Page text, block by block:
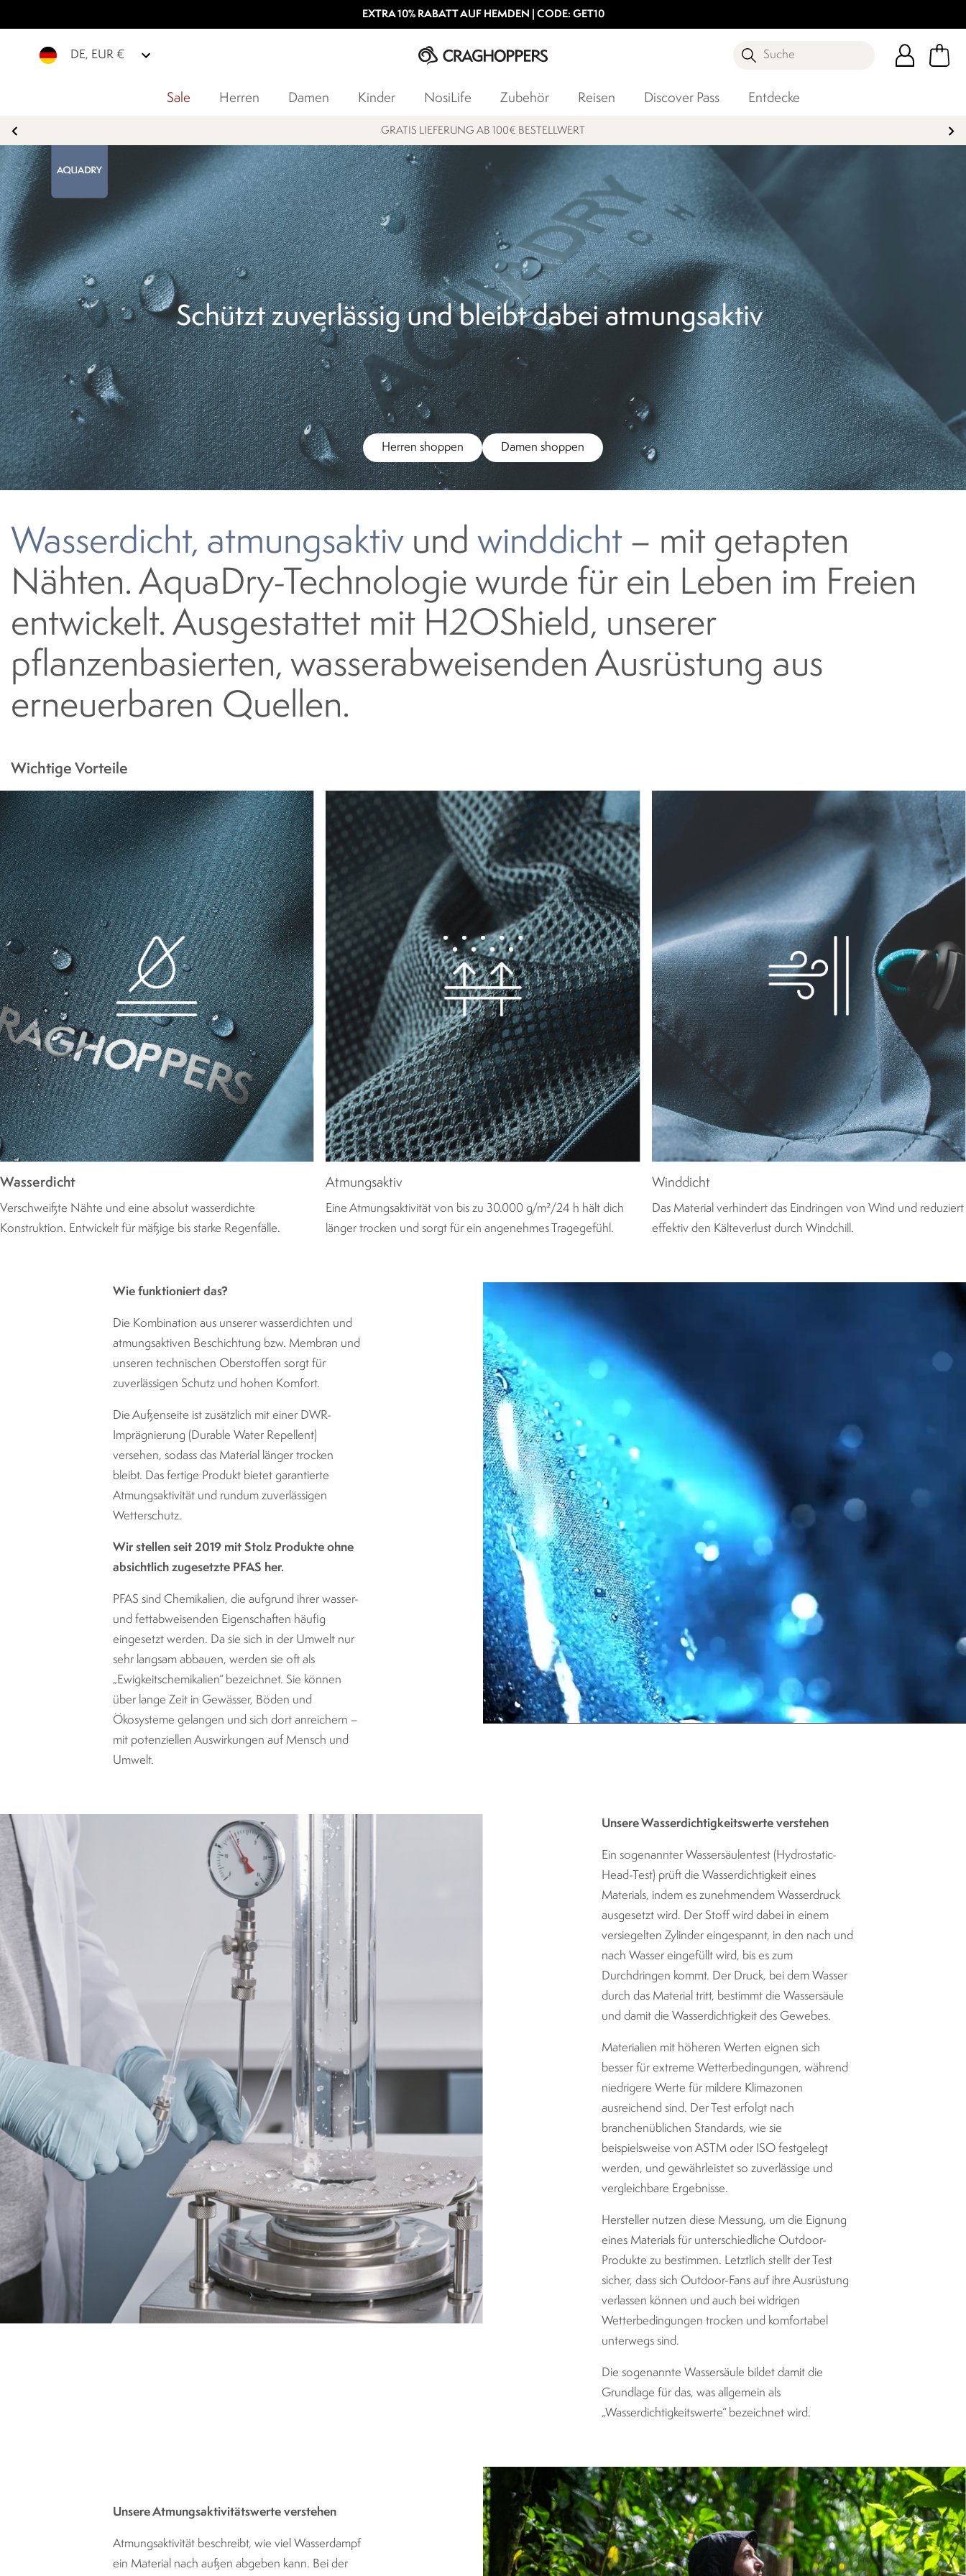
EXTRA 10% RABATT AUF HEMDEN | CODE: GET10
DE, EUR € Suche
Sale Herren Damen Kinder NosiLife Zubehör Reisen Discover Pass Entdecke
15% STUDENTENRABATT
Herren shoppen Damen shoppen
Wasserdicht, atmungsaktivund winddicht– mit getapten
Nähten. AquaDry-Technologie wurde für ein Leben im Freien
entwickelt. Ausgestattet mit H2OShield, unserer
pflanzenbasierten, wasserabweisenden Ausrüstung aus
erneuerbaren Quellen.
Wichtige Vorteile
Wasserdicht
Verschweißte Nähte und eine absolut wasserdichte
Konstruktion. Entwickelt für mäßige bis starke Regenfälle.
Atmungsaktiv
Eine Atmungsaktivität von bis zu 30.000 g/m²/24 h hält dich
länger trocken und sorgt für ein angenehmes Tragegefühl.
Winddicht
Das Material verhindert das Eindringen von Wind und reduziert
effektiv den Kälteverlust durch Windchill.
Wie funktioniert das?
Die Kombination aus unserer wasserdichten und
atmungsaktiven Beschichtung bzw. Membran und
unseren technischen Oberstoffen sorgt für
zuverlässigen Schutz und hohen Komfort.
Die Außenseite ist zusätzlich mit einer DWR-
Imprägnierung (Durable Water Repellent)
versehen, sodass das Material länger trocken
bleibt. Das fertige Produkt bietet garantierte
Atmungsaktivität und rundum zuverlässigen
Wetterschutz.
Wir stellen seit 2019 mit Stolz Produkte ohne
absichtlich zugesetzte PFAS her.
PFAS sind Chemikalien, die aufgrund ihrer wasser-
und fettabweisenden Eigenschaften häufig
eingesetzt werden. Da sie sich in der Umwelt nur
sehr langsam abbauen, werden sie oft als
„Ewigkeitschemikalien“ bezeichnet. Sie können
über lange Zeit in Gewässer, Böden und
Ökosysteme gelangen und sich dort anreichern –
mit potenziellen Auswirkungen auf Mensch und
Umwelt.
Unsere Wasserdichtigkeitswerte verstehen
Ein sogenannter Wassersäulentest (Hydrostatic-
Head-Test) prüft die Wasserdichtigkeit eines
Materials, indem es zunehmendem Wasserdruck
ausgesetzt wird. Der Stoff wird dabei in einem
versiegelten Zylinder eingespannt, in den nach und
nach Wasser eingefüllt wird, bis es zum
Durchdringen kommt. Der Druck, bei dem Wasser
durch das Material tritt, bestimmt die Wassersäule
und damit die Wasserdichtigkeit des Gewebes.
Materialien mit höheren Werten eignen sich
besser für extreme Wetterbedingungen, während
niedrigere Werte für mildere Klimazonen
ausreichend sind. Der Test erfolgt nach
branchenüblichen Standards, wie sie
beispielsweise von ASTM oder ISO festgelegt
werden, und gewährleistet so zuverlässige und
vergleichbare Ergebnisse.
Hersteller nutzen diese Messung, um die Eignung
eines Materials für unterschiedliche Outdoor-
Produkte zu bestimmen. Letztlich stellt der Test
sicher, dass sich Outdoor-Fans auf ihre Ausrüstung
verlassen können und auch bei widrigen
Wetterbedingungen trocken und komfortabel
unterwegs sind.
Die sogenannte Wassersäule bildet damit die
Grundlage für das, was allgemein als
„Wasserdichtigkeitswerte“ bezeichnet wird.
Unsere Atmungsaktivitätswerte verstehen
Atmungsaktivität beschreibt, wie viel Wasserdampf
ein Material nach außen abgeben kann. Bei der